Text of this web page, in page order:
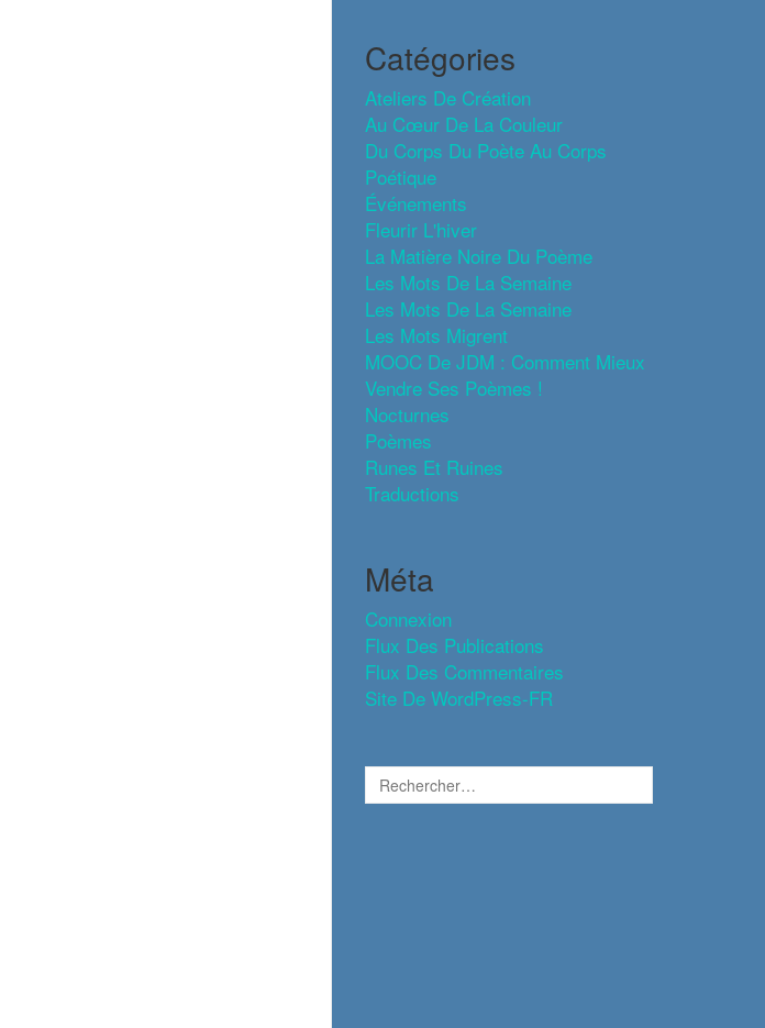
Catégories
Ateliers De Création
Au Cœur De La Couleur
Du Corps Du Poète Au Corps
Poétique
Événements
Fleurir L'hiver
La Matière Noire Du Poème
Les Mots De La Semaine
Les Mots De La Semaine
Les Mots Migrent
MOOC De JDM : Comment Mieux
Vendre Ses Poèmes !
Nocturnes
Poèmes
Runes Et Ruines
Traductions
Méta
Connexion
Flux Des Publications
Flux Des Commentaires
Site De WordPress-FR